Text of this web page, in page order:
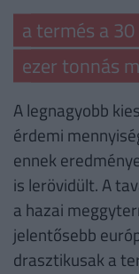
a termés a
ezer tonnás
A legnagyobb
érdemi
ennek
is lerövidült. A
a hazai
jelentősebb
drasztikusak a